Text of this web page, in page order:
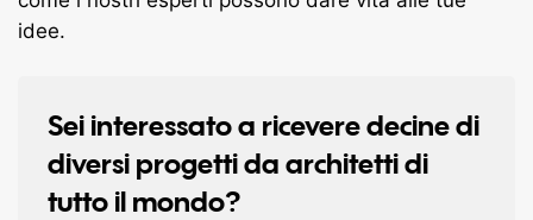
idee.
Sei interessato a ricevere decine di
diversi progetti da architetti di
tutto il mondo?